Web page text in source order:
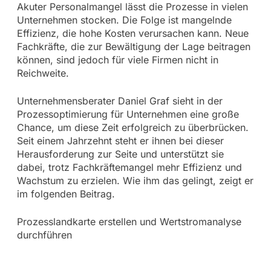
Akuter Personalmangel lässt die Prozesse in vielen
Unternehmen stocken. Die Folge ist mangelnde
Effizienz, die hohe Kosten verursachen kann. Neue
Fachkräfte, die zur Bewältigung der Lage beitragen
können, sind jedoch für viele Firmen nicht in
Reichweite.
Unternehmensberater Daniel Graf sieht in der
Prozessoptimierung für Unternehmen eine große
Chance, um diese Zeit erfolgreich zu überbrücken.
Seit einem Jahrzehnt steht er ihnen bei dieser
Herausforderung zur Seite und unterstützt sie
dabei, trotz Fachkräftemangel mehr Effizienz und
Wachstum zu erzielen. Wie ihm das gelingt, zeigt er
im folgenden Beitrag.
Prozesslandkarte erstellen und Wertstromanalyse
durchführen